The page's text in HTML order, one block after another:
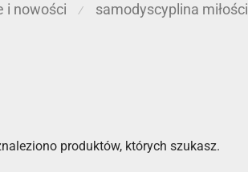
i nowości ⁄ samodyscyplina miłości
produktów, których szukasz.